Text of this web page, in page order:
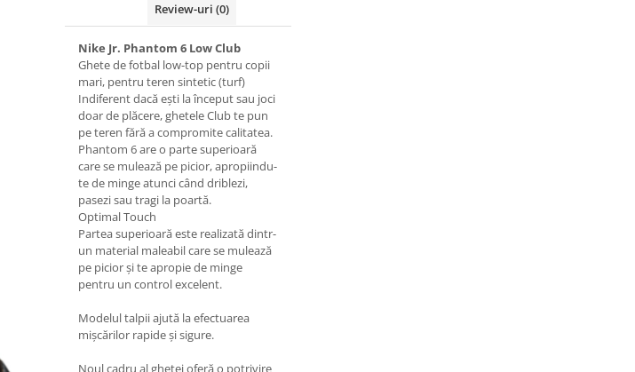
Review-uri (0)
Nike Jr. Phantom 6 Low Club
Ghete de fotbal low-top pentru copii
mari, pentru teren sintetic (turf)
Indiferent dacă ești la început sau joci
doar de plăcere, ghetele Club te pun
pe teren fără a compromite calitatea.
Phantom 6 are o parte superioară
care se mulează pe picior, apropiindu-
te de minge atunci când driblezi,
pasezi sau tragi la poartă.
Optimal Touch
Partea superioară este realizată dintr-
un material maleabil care se mulează
pe picior și te apropie de minge
pentru un control excelent.
Modelul talpii ajută la efectuarea
mișcărilor rapide și sigure.
Noul cadru al ghetei oferă o potrivire